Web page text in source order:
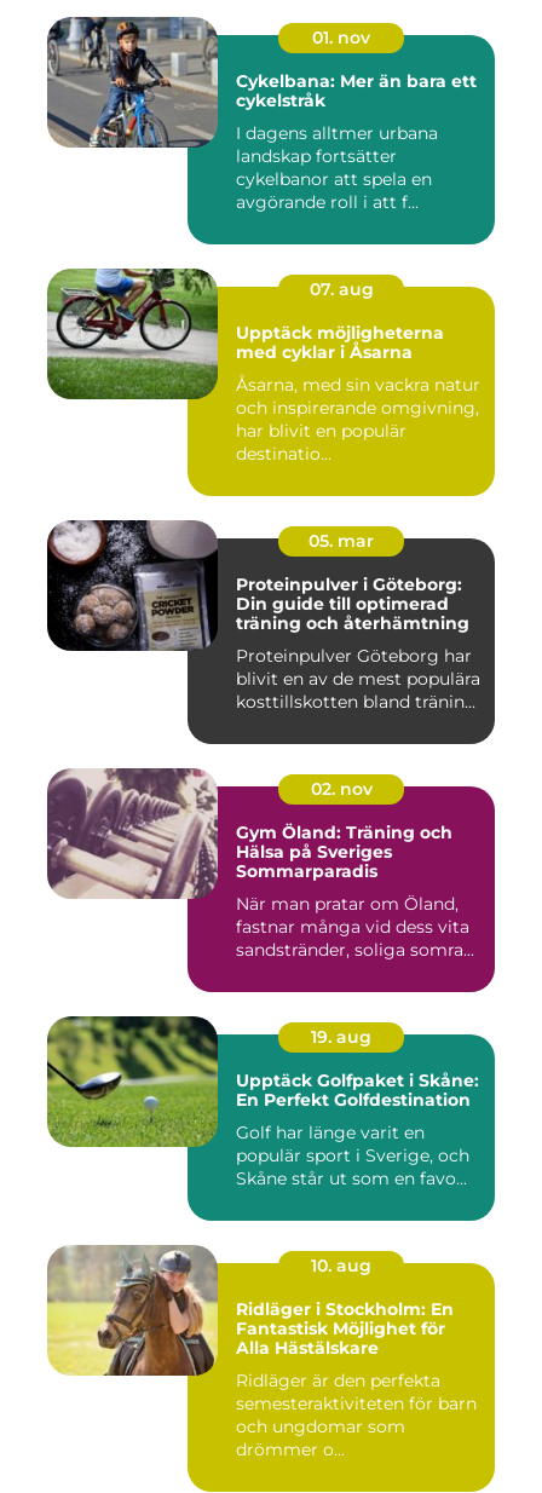
01. nov
Cykelbana: Mer än bara ett
cykelstråk
I dagens alltmer urbana
landskap fortsätter
cykelbanor att spela en
avgörande roll i att f...
07. aug
Upptäck möjligheterna
med cyklar i Åsarna
Åsarna, med sin vackra natur
och inspirerande omgivning,
har blivit en populär
destinatio...
05. mar
Proteinpulver i Göteborg:
Din guide till optimerad
träning och återhämtning
Proteinpulver Göteborg har
blivit en av de mest populära
kosttillskotten bland tränin...
02. nov
Gym Öland: Träning och
Hälsa på Sveriges
Sommarparadis
När man pratar om Öland,
fastnar många vid dess vita
sandstränder, soliga somra...
19. aug
Upptäck Golfpaket i Skåne:
En Perfekt Golfdestination
Golf har länge varit en
populär sport i Sverige, och
Skåne står ut som en favo...
10. aug
Ridläger i Stockholm: En
Fantastisk Möjlighet för
Alla Hästälskare
Ridläger är den perfekta
semesteraktiviteten för barn
och ungdomar som
drömmer o...